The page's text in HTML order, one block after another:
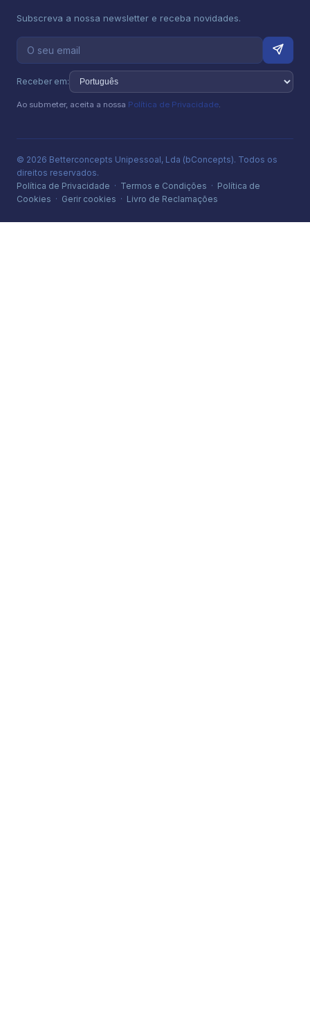
Subscreva a nossa newsletter e receba novidades.
Receber em:
Ao submeter, aceita a nossa Política de Privacidade.
© 2026 Betterconcepts Unipessoal, Lda (bConcepts). Todos os
direitos reservados.
Política de Privacidade · Termos e Condições · Política de
Cookies · Gerir cookies · Livro de Reclamações